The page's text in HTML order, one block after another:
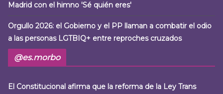
Madrid con el himno 'Sé quién eres'
Orgullo 2026: el Gobierno y el PP llaman a combatir el odio
a las personas LGTBIQ+ entre reproches cruzados
@es.morbo
El Constitucional afirma que la reforma de la Ley Trans